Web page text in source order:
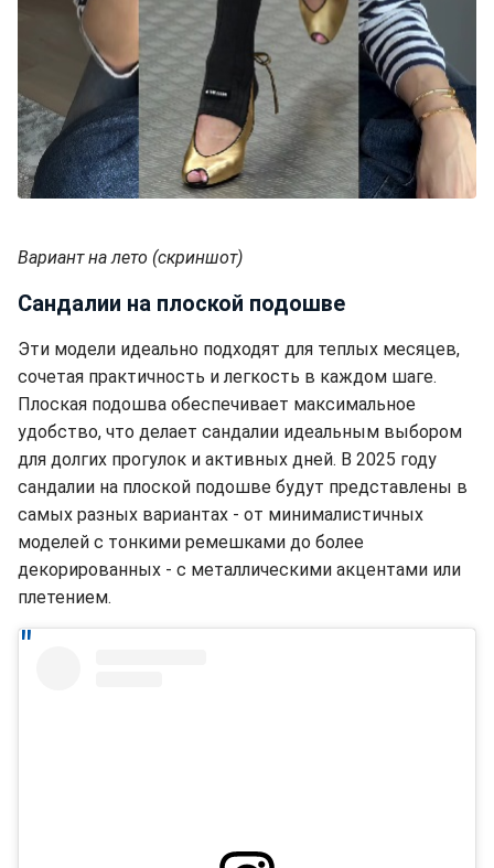
Вариант на лето (скриншот)
Сандалии на плоской подошве
Эти модели идеально подходят для теплых месяцев,
сочетая практичность и легкость в каждом шаге.
Плоская подошва обеспечивает максимальное
удобство, что делает сандалии идеальным выбором
для долгих прогулок и активных дней. В 2025 году
сандалии на плоской подошве будут представлены в
самых разных вариантах - от минималистичных
моделей с тонкими ремешками до более
декорированных - с металлическими акцентами или
плетением.